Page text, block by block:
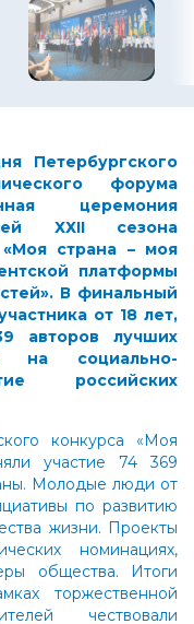
Петербургского
форума
церемония
ХХIIсезона
«Моя страна – моя
платформы
. В финальный
от 18 лет,
авторов лучших
на социально-
российских
конкурса «Моя
участие 74 369
Молодые люди от
по развитию
жизни. Проекты
номинациях,
общества. Итоги
торжественной
чествовали